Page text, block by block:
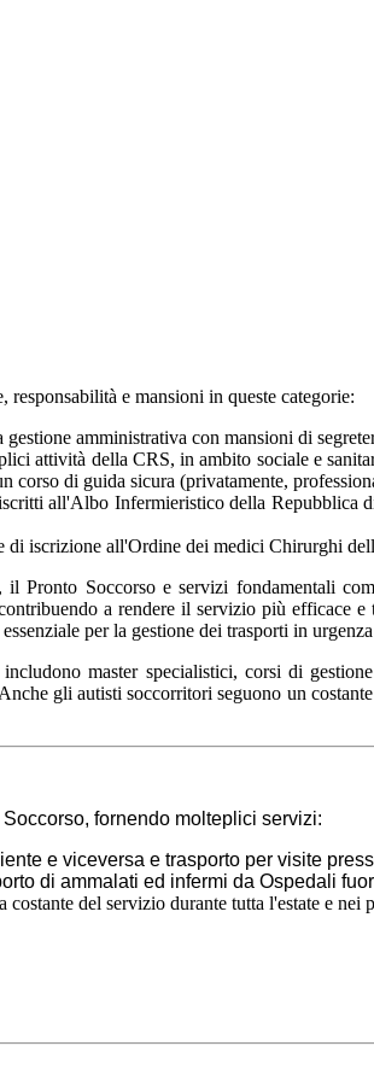
e mansioni in queste categorie:
amministrativa con mansioni di
attività della CRS, in ambito sociale e
di guida sicura (privatamente,
all'Albo Infermieristico della Repubblica
iscrizione all'Ordine dei medici Chirurghi
Soccorso e servizi fondamentali
a rendere il servizio più efficace
per la gestione dei trasporti in
master specialistici, corsi di
gli autisti soccorritori seguono un
fornendo molteplici servizi:
e viceversa e trasporto per visite
di ammalati ed infermi da Ospedali
costante del servizio durante tutta l'estate e